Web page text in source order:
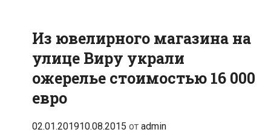
дня
украли
украшение
стоимостью
16
Из ювелирного магазина на
улице Виру украли
ожерелье стоимостью 16 000
евро
02.01.201910.08.2015 от admin